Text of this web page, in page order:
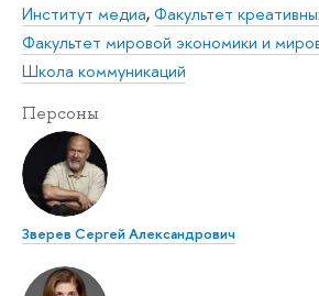
Институт медиа,Факультет
Факультет мировой экономики и
Школа коммуникаций
Персоны
Зверев Сергей Александрович